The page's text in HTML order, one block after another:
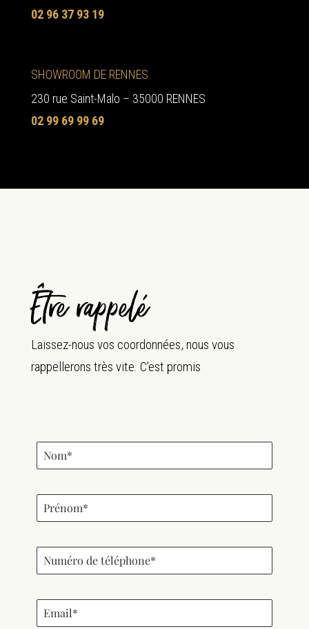
02 96 37 93 19
SHOWROOM DE RENNES
230 rue Saint-Malo – 35000 RENNES
02 99 69 99 69
Être rappelé
Laissez-nous vos coordonnées, nous vous
rappellerons très vite. C’est promis